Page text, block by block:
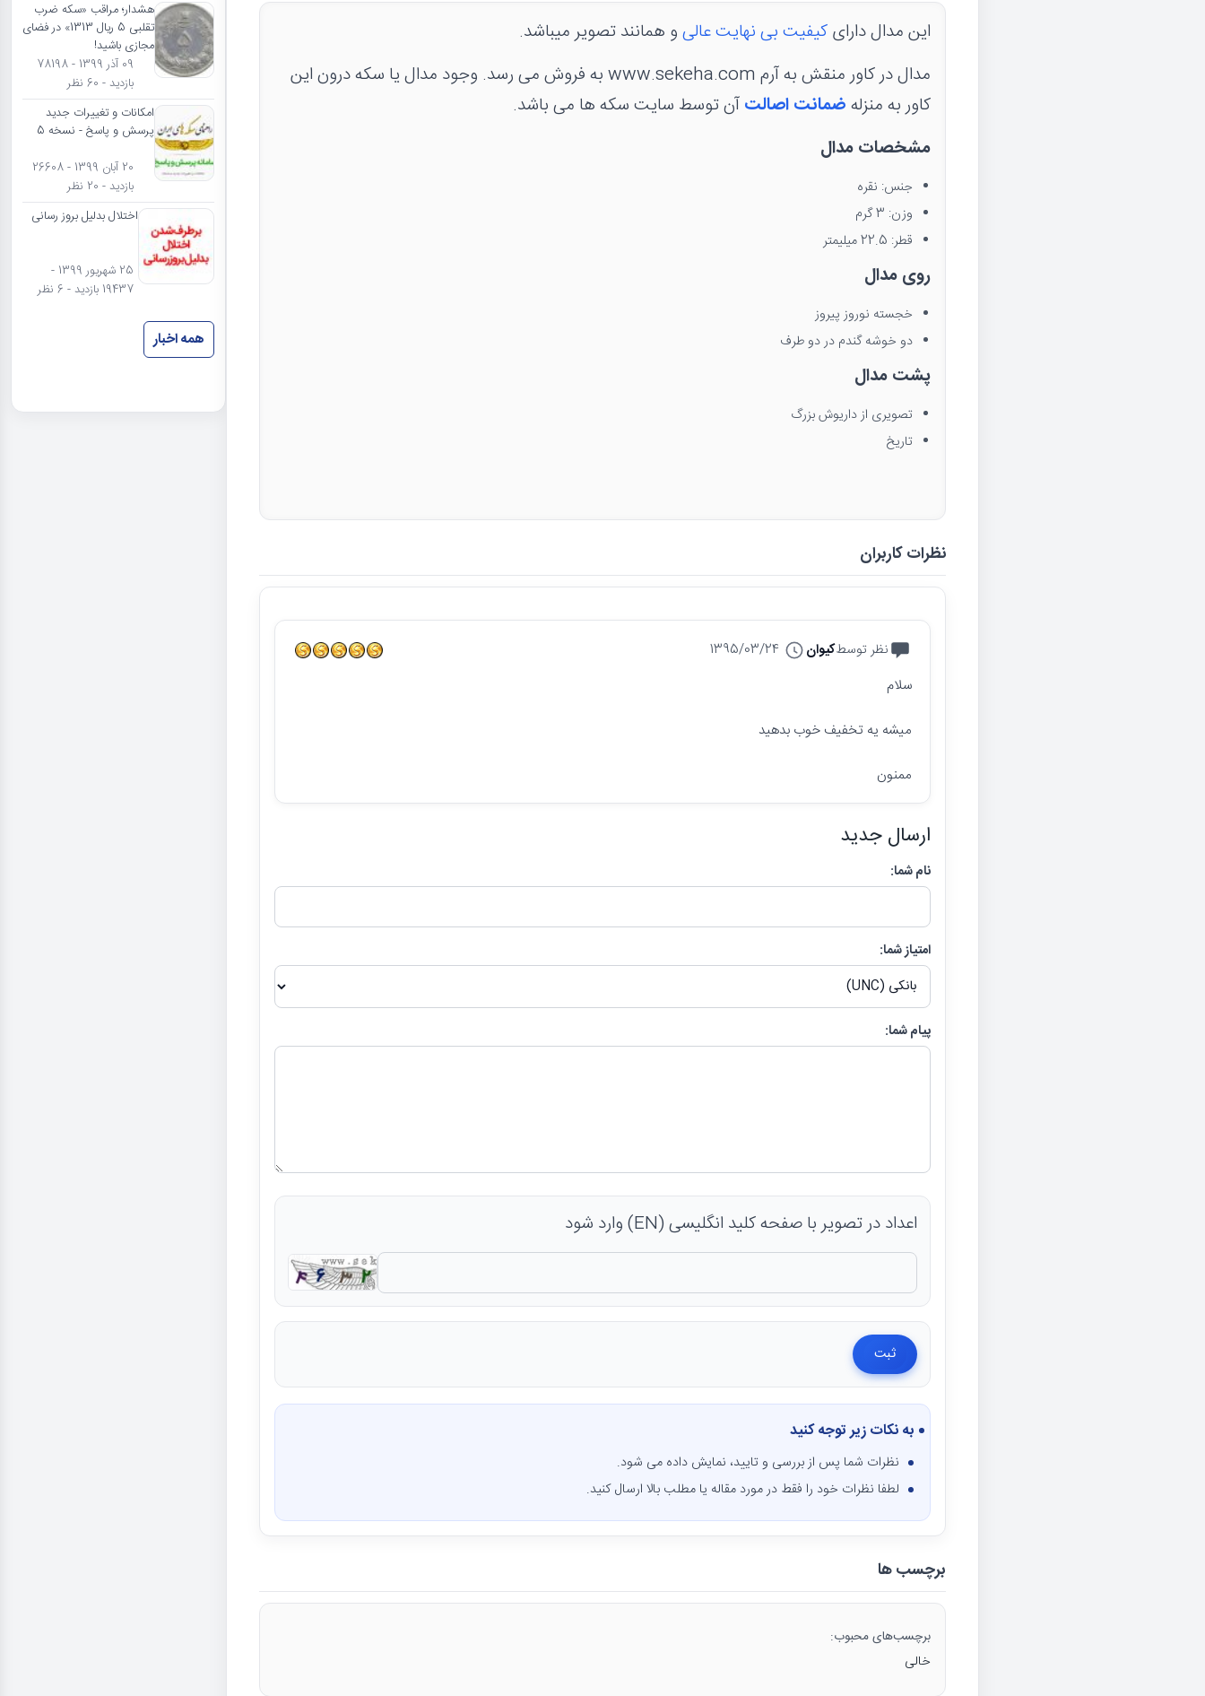
این مدال دارایکیفیت بی نهایت عالیو همانند تصویر میباشد.
مدال در کاور منقش به آرم www.sekeha.com به فروش می رسد. وجود مدال یا سکه درون این
کاور به منزلهضمانت اصالتآن توسط سایت سکه ها می باشد.
مشخصات مدال
جنس: نقره
وزن: 3 گرم
قطر: 22.5 میلیمتر
روی مدال
خجسته نوروز پیروز
دو خوشه گندم در دو طرف
پشت مدال
تصویری از داریوش بزرگ
تاریخ
نظرات کاربران
نظر توسطکیوان 1395/03/24
سلام
میشه یه تخفیف خوب بدهید
ممنون
ارسال جدید
نام شما:
امتیاز شما:
پیام شما:
اعداد در تصویر با صفحه کلید انگلیسی (EN) وارد شود
به نکات زیر توجه کنید
نظرات شما پس از بررسی و تایید، نمایش داده می شود.
لطفا نظرات خود را فقط در مورد مقاله یا مطلب بالا ارسال کنید.
برچسب ها
برچسب‌های محبوب:
خالی
هشدار؛ مراقب «سکه ضرب
تقلبی 5 ریال 1313» در فضای
مجازی باشید!
09 آذر 1399 - 78198
بازدید - 60 نظر
امکانات و تغییرات جدید
پرسش و پاسخ - نسخه 5
20 آبان 1399 - 26608
بازدید - 20 نظر
اختلال بدلیل بروز رسانی
25 شهریور 1399 -
19437 بازدید - 6 نظر
همه اخبار